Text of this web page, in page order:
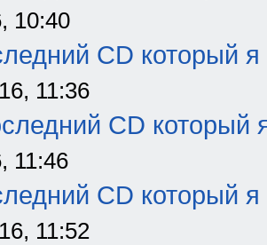
10:40
CD который я
11:36
CD который
11:46
CD который я
11:52